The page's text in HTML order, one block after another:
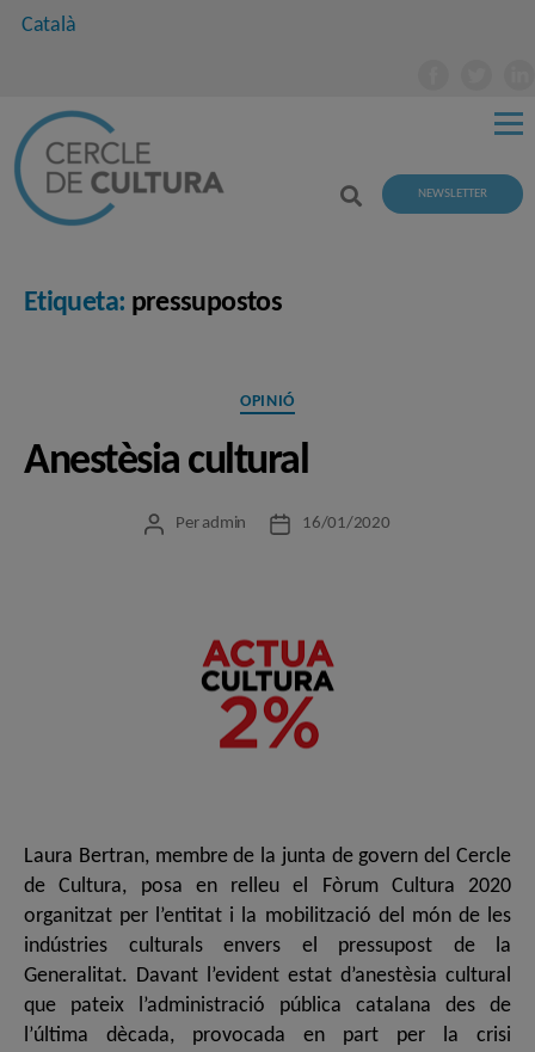
Català
NEWSLETTER
Etiqueta: pressupostos
Categories
OPINIÓ
Anestèsia cultural
Autor
Per admin
Data16/01/2020
Laura Bertran, membre de la junta de govern del Cercle
de Cultura, posa en relleu el Fòrum Cultura 2020
organitzat per l’entitat i la mobilització del món de les
indústries culturals envers el pressupost de la
Generalitat. Davant l’evident estat d’anestèsia cultural
que pateix l’administració pública catalana des de
l’última dècada, provocada en part per la crisi